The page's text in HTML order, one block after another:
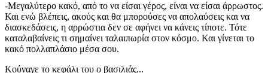
-Μεγαλύτερο κακό, από το να είσαι γέρος, είναι να είσαι άρρωστος.
Και ενώ βλέπεις, ακούς και θα μπορούσες να απολαύσεις και να
διασκεδάσεις, η αρρώστια δεν σε αφήνει να κάνεις τίποτε. Τότε
καταλαβαίνεις τι σημαίνει ταλαιπωρία στον κόσμο. Και γίνεται το
κακό πολλαπλάσιο μέσα σου.
Κούναγε το κεφάλι του ο βασιλιάς...